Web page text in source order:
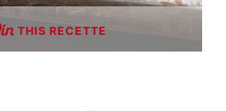
THIS RECETTE